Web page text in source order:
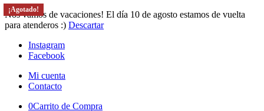
Nos vamos de vacaciones! El día 10 de agosto estamos de vuelta
para atenderos :) Descartar
Instagram
Facebook
Mi cuenta
Contacto
0Carrito de Compra
¡Agotado!
¡Agotado!
¡Agotado!
¡Agotado!